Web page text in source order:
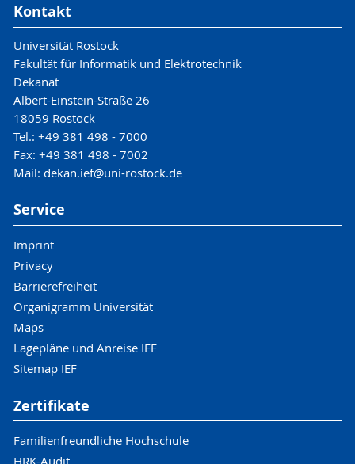
Kontakt
Universität Rostock
Fakultät für Informatik und Elektrotechnik
Dekanat
Albert-Einstein-Straße 26
18059 Rostock
Tel.: +49 381 498 - 7000
Fax: +49 381 498 - 7002
Mail: dekan.ief@uni-rostock.de
Service
Imprint
Privacy
Barrierefreiheit
Organigramm Universität
Maps
Lagepläne und Anreise IEF
Sitemap IEF
Zertifikate
Familienfreundliche Hochschule